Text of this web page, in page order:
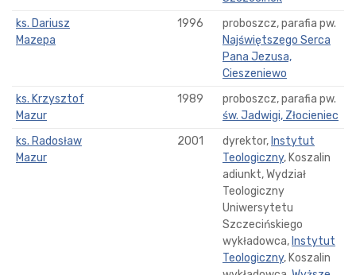
ks. Dariusz
Mazepa
1996
proboszcz, parafia pw.
Najświętszego Serca
Pana Jezusa,
Cieszeniewo
ks. Krzysztof
Mazur
1989
proboszcz, parafia pw.
św. Jadwigi, Złocieniec
ks. Radosław
Mazur
2001 dyrektor, Instytut
Teologiczny, Koszalin
adiunkt, Wydział
Teologiczny
Uniwersytetu
Szczecińskiego
wykładowca, Instytut
Teologiczny, Koszalin